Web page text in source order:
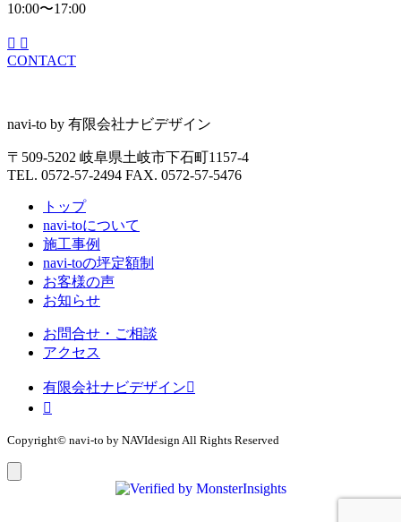
10:00〜17:00
 
CONTACT
navi-to by 有限会社ナビデザイン
〒509-5202 岐阜県土岐市下石町1157-4
TEL. 0572-57-2494 FAX. 0572-57-5476
トップ
navi-toについて
施工事例
navi-toの坪定額制
お客様の声
お知らせ
お問合せ・ご相談
アクセス
有限会社ナビデザイン

Copyright© navi-to by NAVIdesign All Rights Reserved